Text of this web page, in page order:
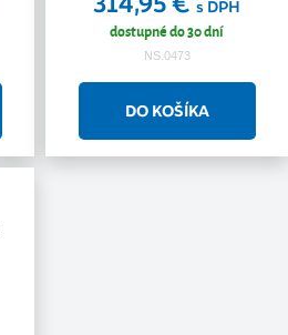
s DPH
dostupné do 30 dní
NS.0473